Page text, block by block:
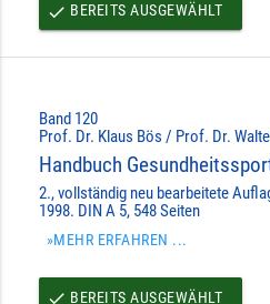
done BEREITS AUSGEWÄHLT
Band 120
Prof. Dr. Klaus Bös / Prof. Dr.
Handbuch
2., vollständig neu bearbeitete
1998. DIN A 5, 548 Seiten
»MEHR ERFAHREN ...
done BEREITS AUSGEWÄHLT